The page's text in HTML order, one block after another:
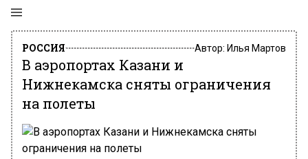
РОССИЯ Автор: Илья Мартов
В аэропортах Казани и
Нижнекамска сняты ограничения
на полеты